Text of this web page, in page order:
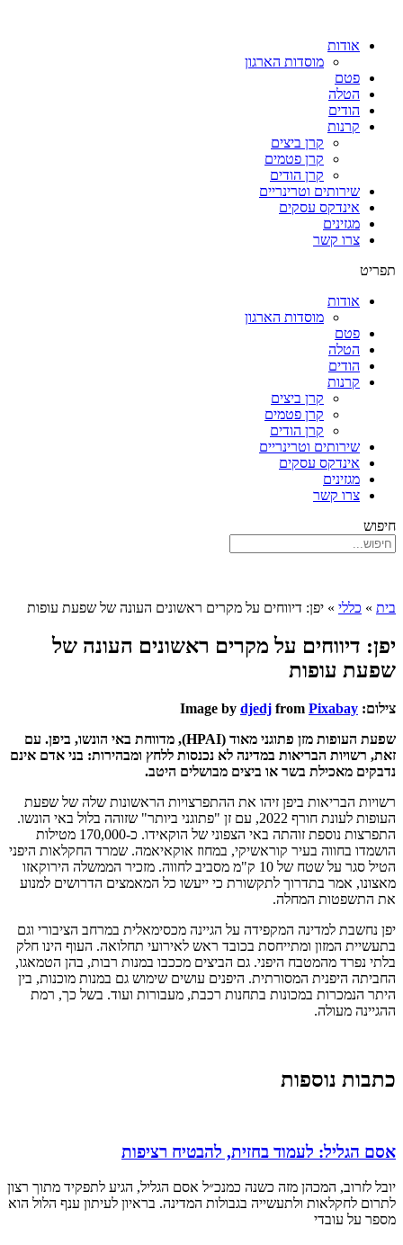
אודות
מוסדות הארגון
פטם
הטלה
הודים
קרנות
קרן ביצים
קרן פטמים
קרן הודים
שירותים וטרינריים
אינדקס עסקים
מגזינים
צרו קשר
תפריט
אודות
מוסדות הארגון
פטם
הטלה
הודים
קרנות
קרן ביצים
קרן פטמים
קרן הודים
שירותים וטרינריים
אינדקס עסקים
מגזינים
צרו קשר
חיפוש
בית » כללי » יפן: דיווחים על מקרים ראשונים העונה של שפעת עופות
יפן: דיווחים על מקרים ראשונים העונה של
שפעת עופות
צילום: Image by djedj from Pixabay
שפעת העופות מזן פתוגני מאוד (HPAI), מדווחת באי הונשו, ביפן. עם
זאת, רשויות הבריאות במדינה לא נכנסות ללחץ ומבהירות: בני אדם אינם
נדבקים מאכילת בשר או ביצים מבושלים היטב.
רשויות הבריאות ביפן זיהו את ההתפרצויות הראשונות שלה של שפעת
העופות לעונת חורף 2022, עם זן "פתוגני ביותר" שזוהה בלול באי הונשו.
התפרצות נוספת זוהתה באי הצפוני של הוקאידו. כ-170,000 מטילות
הושמדו בחווה בעיר קוראשיקי, במחוז אוקאיאמה. שמרד החקלאות היפני
הטיל סגר על שטח של 10 ק"מ מסביב לחווה. מזכיר הממשלה הירוקאזו
מאצונו, אמר בתדרוך לתקשורת כי ייעשו כל המאמצים הדרושים למנוע
את התשפטות המחלה.
יפן נחשבת למדינה המקפידה על הגיינה מכסימאלית במרחב הציבורי וגם
בתעשיית המזון ומתייחסת בכובד ראש לאירועי תחלואה. העוף הינו חלק
בלתי נפרד מהמטבח היפני. גם הביצים מככבו במנות רבות, בהן הטמאגו,
החביתה היפנית המסורתית. היפנים עושים שימוש גם במנות מוכנות, בין
היתר הנמכרות במכונות בתחנות רכבת, מעבורות ועוד. בשל כך, רמת
ההגיינה מעולה.
כתבות נוספות
אסם הגליל: לעמוד בחזית, להבטיח רציפות
יובל לזרוב, המכהן מזה כשנה כמנכ״ל אסם הגליל, הגיע לתפקיד מתוך רצון
לתרום לחקלאות ולתעשייה בגבולות המדינה. בראיון לעיתון ענף הלול הוא
מספר על עובדי